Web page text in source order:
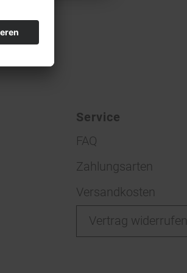
Service
FAQ
Zahlungsarten
Versandkosten
Vertrag widerrufen